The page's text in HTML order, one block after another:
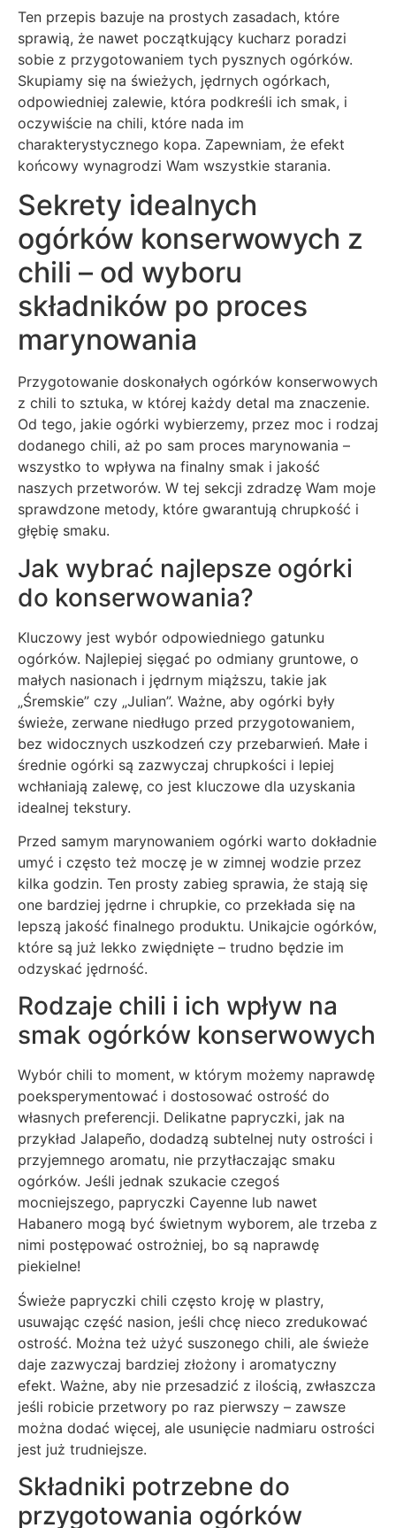
Ten przepis bazuje na prostych zasadach, które
sprawią, że nawet początkujący kucharz poradzi
sobie z przygotowaniem tych pysznych ogórków.
Skupiamy się na świeżych, jędrnych ogórkach,
odpowiedniej zalewie, która podkreśli ich smak, i
oczywiście na chili, które nada im
charakterystycznego kopa. Zapewniam, że efekt
końcowy wynagrodzi Wam wszystkie starania.
Sekrety idealnych
ogórków konserwowych z
chili – od wyboru
składników po proces
marynowania
Przygotowanie doskonałych ogórków konserwowych
z chili to sztuka, w której każdy detal ma znaczenie.
Od tego, jakie ogórki wybierzemy, przez moc i rodzaj
dodanego chili, aż po sam proces marynowania –
wszystko to wpływa na finalny smak i jakość
naszych przetworów. W tej sekcji zdradzę Wam moje
sprawdzone metody, które gwarantują chrupkość i
głębię smaku.
Jak wybrać najlepsze ogórki
do konserwowania?
Kluczowy jest wybór odpowiedniego gatunku
ogórków. Najlepiej sięgać po odmiany gruntowe, o
małych nasionach i jędrnym miąższu, takie jak
„Śremskie” czy „Julian”. Ważne, aby ogórki były
świeże, zerwane niedługo przed przygotowaniem,
bez widocznych uszkodzeń czy przebarwień. Małe i
średnie ogórki są zazwyczaj chrupkości i lepiej
wchłaniają zalewę, co jest kluczowe dla uzyskania
idealnej tekstury.
Przed samym marynowaniem ogórki warto dokładnie
umyć i często też moczę je w zimnej wodzie przez
kilka godzin. Ten prosty zabieg sprawia, że stają się
one bardziej jędrne i chrupkie, co przekłada się na
lepszą jakość finalnego produktu. Unikajcie ogórków,
które są już lekko zwiędnięte – trudno będzie im
odzyskać jędrność.
Rodzaje chili i ich wpływ na
smak ogórków konserwowych
Wybór chili to moment, w którym możemy naprawdę
poeksperymentować i dostosować ostrość do
własnych preferencji. Delikatne papryczki, jak na
przykład Jalapeño, dodadzą subtelnej nuty ostrości i
przyjemnego aromatu, nie przytłaczając smaku
ogórków. Jeśli jednak szukacie czegoś
mocniejszego, papryczki Cayenne lub nawet
Habanero mogą być świetnym wyborem, ale trzeba z
nimi postępować ostrożniej, bo są naprawdę
piekielne!
Świeże papryczki chili często kroję w plastry,
usuwając część nasion, jeśli chcę nieco zredukować
ostrość. Można też użyć suszonego chili, ale świeże
daje zazwyczaj bardziej złożony i aromatyczny
efekt. Ważne, aby nie przesadzić z ilością, zwłaszcza
jeśli robicie przetwory po raz pierwszy – zawsze
można dodać więcej, ale usunięcie nadmiaru ostrości
jest już trudniejsze.
Składniki potrzebne do
przygotowania ogórków